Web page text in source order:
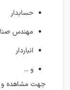
حسابدار
مهندس
انباردار
و ...
جهت مشاهده و